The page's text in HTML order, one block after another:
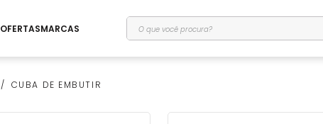
OFERTASMARCAS O que você procura?
CUBA DE EMBUTIR